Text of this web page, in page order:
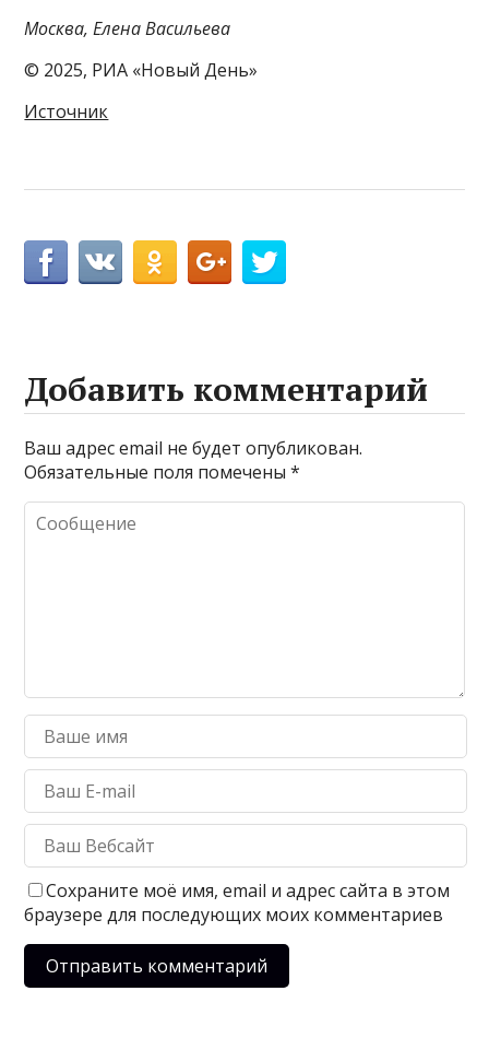
Москва, Елена Васильева
© 2025, РИА «Новый День»
Источник
Добавить комментарий
Ваш адрес email не будет опубликован.
Обязательные поля помечены*
Сохраните моё имя, email и адрес сайта в этом
браузере для последующих моих комментариев